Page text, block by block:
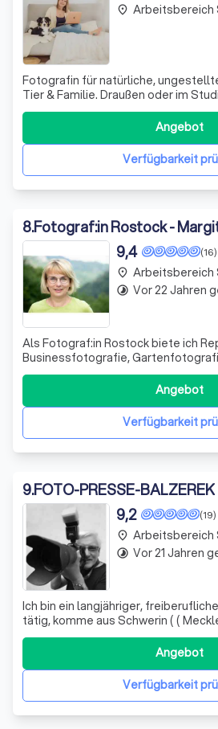
Fotografin für natürliche,
Tier & Familie. Draußen oder im
persönlich geplant. Ich halte echte
Posen, mit Zeit & viel Gefühl.
Verfügbarkeit
Angebot
place Arbeitsbereich
8.Fotograf:in Rostock -
(16)
9,4
Als Fotograf:in Rostock biete ich
Businessfotografie,
Industriefotografie,
Verfügbarkeit
Angebot
place Arbeitsbereich
timelapse Vor 22 Jahren
9.FOTO-PRESSE-BALZEREK
(19)
9,2
Ich bin ein langjähriger,
tätig, komme aus Schwerin ( ( Mecklenburg-Vorpommern
). In den Jahren, hat sich mein
Hochzeitsfotografie entwickelt.
Geschichte. Als Fotograf begleitet
Hochzeitspaar während des
Verfügbarkeit
Angebot
place Arbeitsbereich
timelapse Vor 21 Jahren